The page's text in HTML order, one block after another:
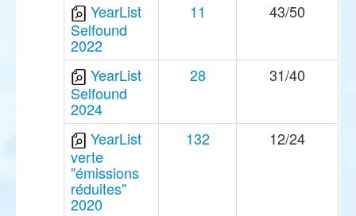
YearList
Selfound
2022
11 43/50
YearList
Selfound
2024
28 31/40
YearList
verte
"émissions
réduites"
2020
132 12/24